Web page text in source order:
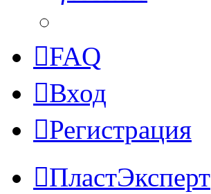
FAQ
Вход
Регистрация
ПластЭксперт